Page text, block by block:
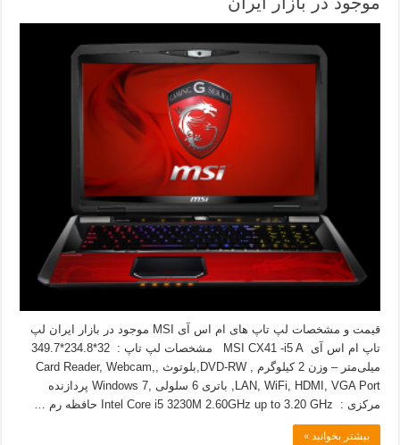
قیمت و مشخصات لپ تاپ های ام اس آی MSI موجود در بازار ایران لپ
تاپ ام اس آی MSI CX41 -i5 A مشخصات لپ تاپ : 32*234.8*349.7
میلی‌متر – وزن 2 کیلوگرم , DVD-RW,بلوتوث ,Card Reader, Webcam,
LAN, WiFi, HDMI, VGA Port, باتری 6 سلولی ,Windows 7 پردازنده
مرکزی : Intel Core i5 3230M 2.60GHz up to 3.20 GHz حافظه رم …
بیشتر بخوانید »